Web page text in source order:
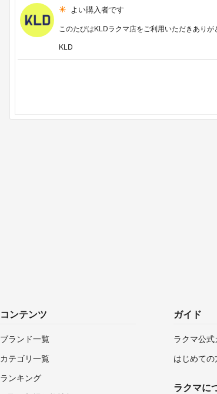
よい購入者です
このたびはKLDラクマ店をご利用いただきあり
KLD
コンテンツ
ブランド一覧
カテゴリ一覧
ランキング
ガイド
ラクマ公式
はじめての
ラクマに